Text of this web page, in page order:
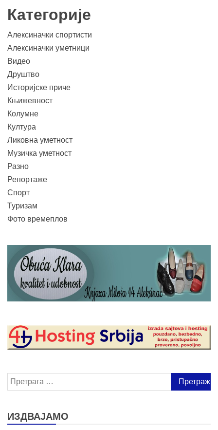
Категорије
Алексиначки спортисти
Алексиначки уметници
Видео
Друштво
Историјске приче
Књижевност
Колумне
Култура
Ликовна уметност
Музичка уметност
Разно
Репортаже
Спорт
Туризам
Фото времеплов
Претрага
за:
ИЗДВАЈАМО